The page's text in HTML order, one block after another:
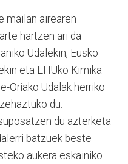
mailan airearen
hartzen ari da
Udalekin, Eusko
eta EHUko Kimika
Oriako Udalak herriko
du.
du azterketa
batzuek beste
aukera eskainiko